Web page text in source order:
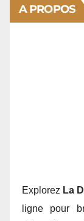
A PROPOS
Explorez La
ligne pour